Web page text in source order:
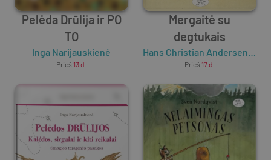
Pelėda Drūlija ir PO
TO
Inga Narijauskienė
Prieš 13 d.
Mergaitė su
degtukais
Prieš 17 d.